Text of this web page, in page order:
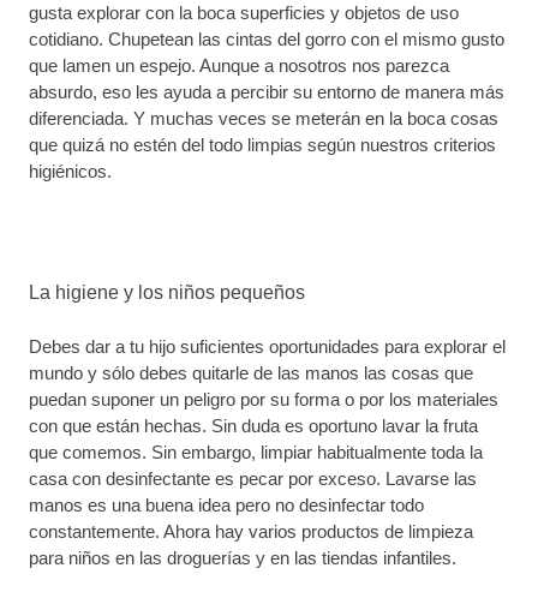
gusta explorar con la boca superficies y objetos de uso
cotidiano. Chupetean las cintas del gorro con el mismo gusto
que lamen un espejo. Aunque a nosotros nos parezca
absurdo, eso les ayuda a percibir su entorno de manera más
diferenciada. Y muchas veces se meterán en la boca cosas
que quizá no estén del todo limpias según nuestros criterios
higiénicos.
La higiene y los niños pequeños
Debes dar a tu hijo suficientes oportunidades para explorar el
mundo y sólo debes quitarle de las manos las cosas que
puedan suponer un peligro por su forma o por los materiales
con que están hechas. Sin duda es oportuno lavar la fruta
que comemos. Sin embargo, limpiar habitualmente toda la
casa con desinfectante es pecar por exceso. Lavarse las
manos es una buena idea pero no desinfectar todo
constantemente. Ahora hay varios productos de limpieza
para niños en las droguerías y en las tiendas infantiles.